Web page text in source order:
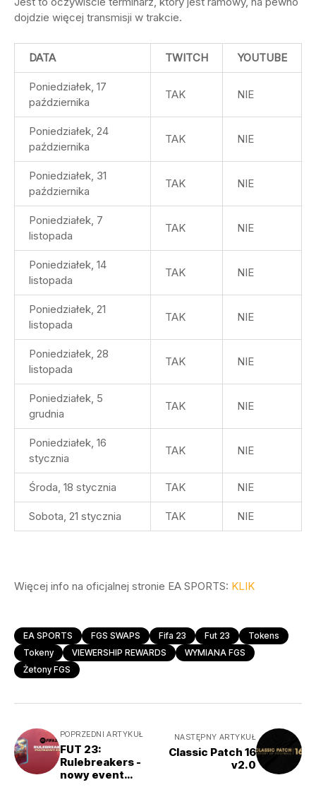
dojdzie więcej transmisji w trakcie.
DATA TWITCH YOUTUBE
Poniedziałek, 17
października
TAK NIE
Poniedziałek, 24
października
TAK NIE
Poniedziałek, 31
października
TAK NIE
Poniedziałek, 7
listopada
TAK NIE
Poniedziałek, 14
listopada
TAK NIE
Poniedziałek, 21
listopada
TAK NIE
Poniedziałek, 28
listopada
TAK NIE
Poniedziałek, 5
grudnia
TAK NIE
Poniedziałek, 16
stycznia
TAK NIE
Środa, 18 stycznia TAK NIE
Sobota, 21 stycznia TAK NIE
Więcej info na oficjalnej stronie EA SPORTS: KLIK
EA SPORTS FGS SWAPS Fifa 23 Fut 23
Tokens
Tokeny
VIEWERSHIP REWARDS
WYMIANA FGS
Żetony FGS
POPRZEDNI ARTYKUŁ
FUT 23:
Rulebreakers -
nowy event
NASTĘPNY ARTYKUŁ
Classic Patch 16
v2.0